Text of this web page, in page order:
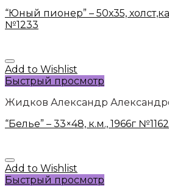
“Юный пионер” – 50х35,
№1233
Add to Wishlist
Быстрый просмотр
Жидков Александр
“Белье” – 33×48, к.м., 1966г №1162
Add to Wishlist
Быстрый просмотр